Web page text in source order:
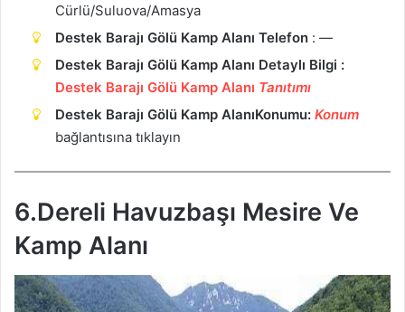
Cürlü/Suluova/Amasya
Destek Barajı Gölü Kamp Alanı Telefon : —
Destek Barajı Gölü Kamp Alanı Detaylı Bilgi :
Destek Barajı Gölü Kamp Alanı Tanıtımı
Destek Barajı Gölü Kamp AlanıKonumu: Konum
bağlantısına tıklayın
6.Dereli Havuzbaşı Mesire Ve
Kamp Alanı